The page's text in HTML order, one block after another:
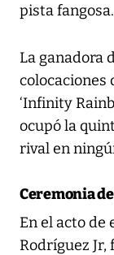
pista fangosa.
La ganadora
colocaciones
‘Infinity
ocupó la
rival en
Ceremonia
En el acto de
Rodríguez Jr,